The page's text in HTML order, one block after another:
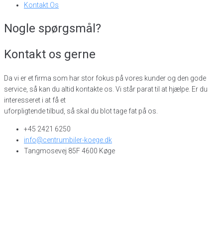
Kontakt Os
Nogle spørgsmål?
Kontakt os gerne
Da vi er et firma som har stor fokus på vores kunder og den gode
service, så kan du altid kontakte os. Vi står parat til at hjælpe. Er du
interesseret i at få et
uforpligtende tilbud, så skal du blot tage fat på os.
+45 2421 6250
info@centrumbiler-koege.dk
Tangmosevej 85F 4600 Køge